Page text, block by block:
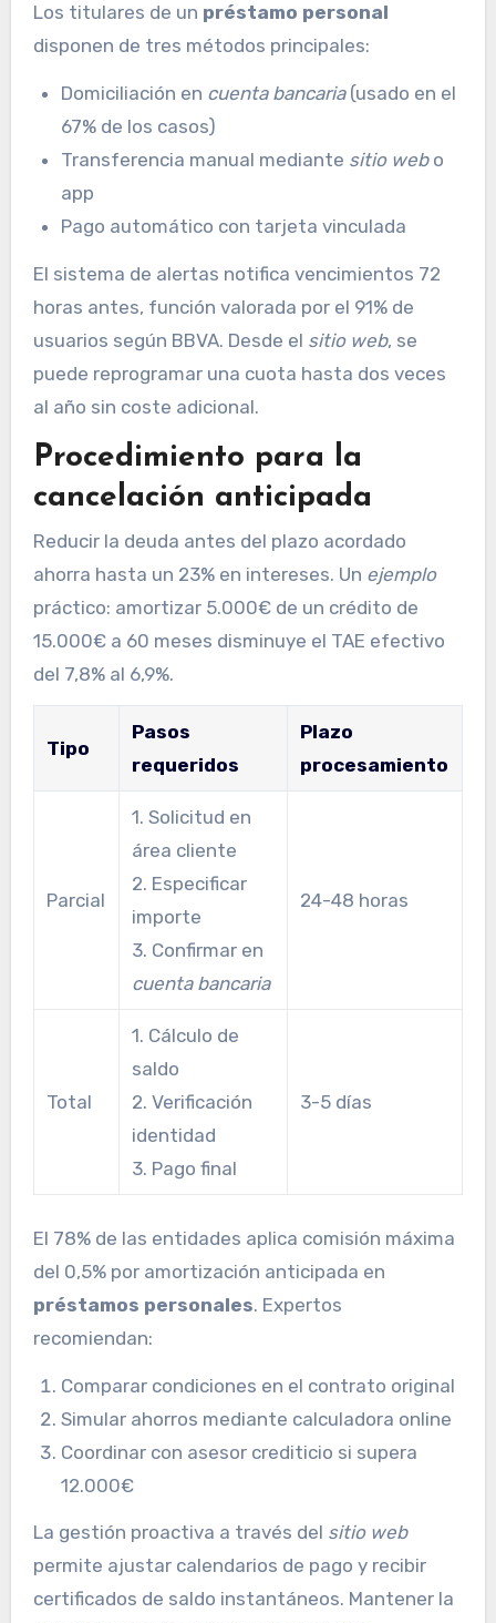
Los titulares de un préstamo personal
disponen de tres métodos principales:
Domiciliación en cuenta bancaria(usado en el
67% de los casos)
Transferencia manual mediante sitio webo
app
Pago automático con tarjeta vinculada
El sistema de alertas notifica vencimientos 72
horas antes, función valorada por el 91% de
usuarios según BBVA. Desde el sitio web, se
puede reprogramar una cuota hasta dos veces
al año sin coste adicional.
Procedimiento para la
cancelación anticipada
Reducir la deuda antes del plazo acordado
ahorra hasta un 23% en intereses. Un ejemplo
práctico: amortizar 5.000€ de un crédito de
15.000€ a 60 meses disminuye el TAE efectivo
del 7,8% al 6,9%.
Tipo
Pasos
requeridos
Plazo
procesamiento
Parcial
1. Solicitud en
área cliente
2. Especificar
importe
3. Confirmar en
cuenta bancaria
24-48 horas
Total
1. Cálculo de
saldo
2. Verificación
identidad
3. Pago final
3-5 días
El 78% de las entidades aplica comisión máxima
del 0,5% por amortización anticipada en
préstamos personales. Expertos
recomiendan:
Comparar condiciones en el contrato original
Simular ahorros mediante calculadora online
Coordinar con asesor crediticio si supera
12.000€
La gestión proactiva a través del sitio web
permite ajustar calendarios de pago y recibir
certificados de saldo instantáneos. Mantener la